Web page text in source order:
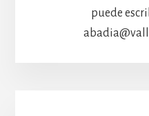
puede